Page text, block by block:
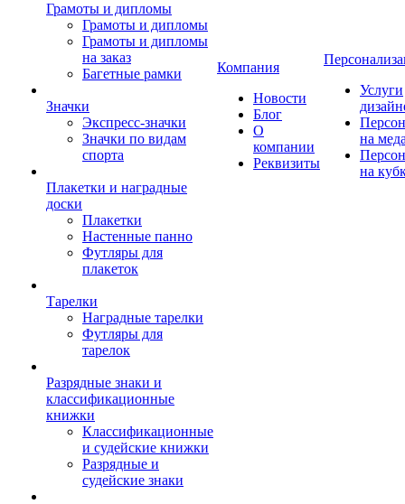
Грамоты и дипломы
Грамоты и дипломы
Грамоты и дипломы
на заказ
Багетные рамки
Значки
Экспресс-значки
Значки по видам
спорта
Плакетки и наградные
доски
Плакетки
Настенные панно
Футляры для
плакеток
Тарелки
Наградные тарелки
Футляры для
тарелок
Разрядные знаки и
классификационные
книжки
Классификационные
и судейские книжки
Разрядные и
судейские знаки
Компания
Новости
Блог
О
компании
Реквизиты
Услуги
на
на